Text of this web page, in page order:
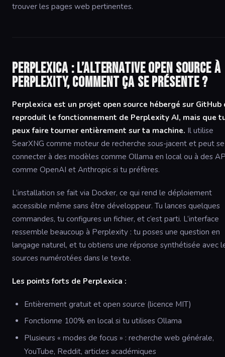
trouver les pages web pertinentes.
Perplexica : l’alternative open source à
Perplexity, comment ça se présente ?
Perplexica est un projet open source hébergé sur GitHub
reproduit le fonctionnement de Perplexity AI, mais que
peux faire tourner entièrement sur ta machine. Il utilise
SearXNG comme moteur de recherche sous-jacent et peut se
connecter à des modèles comme Ollama en local ou à des
comme OpenAI et Anthropic si tu préfères.
L’installation se fait via Docker, ce qui rend le déploiement
accessible même sans être développeur. Tu lances quelques
commandes, tu configures un fichier, et c’est parti. L’interface
ressemble beaucoup à Perplexity : tu poses une question en
langage naturel, et tu obtiens une réponse synthétisée avec
sources numérotées dans le texte.
Les points forts de Perplexica :
Entièrement gratuit et open source (licence MIT)
Fonctionne 100% en local si tu utilises Ollama
Plusieurs « modes de focus » : recherche web générale,
YouTube, Reddit, articles académiques